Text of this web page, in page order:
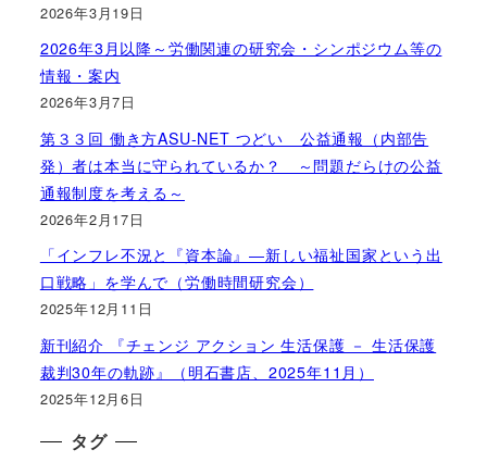
2026年3月19日
2026年3月以降～労働関連の研究会・シンポジウム等の
情報・案内
2026年3月7日
第３３回 働き方ASU-NET つどい 公益通報（内部告
発）者は本当に守られているか？ ～問題だらけの公益
通報制度を考える～
2026年2月17日
「インフレ不況と『資本論』―新しい福祉国家という出
口戦略」を学んで（労働時間研究会）
2025年12月11日
新刊紹介 『チェンジ アクション 生活保護 － 生活保護
裁判30年の軌跡』（明石書店、2025年11月）
2025年12月6日
タグ